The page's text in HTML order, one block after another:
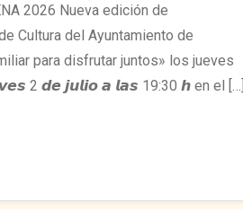
2026 Nueva edición de
Cultura del Ayuntamiento de
para disfrutar juntos» los jueves
2 𝙙𝙚 𝙟𝙪𝙡𝙞𝙤 𝙖 𝙡𝙖𝙨 19:30 𝙝 en el […]